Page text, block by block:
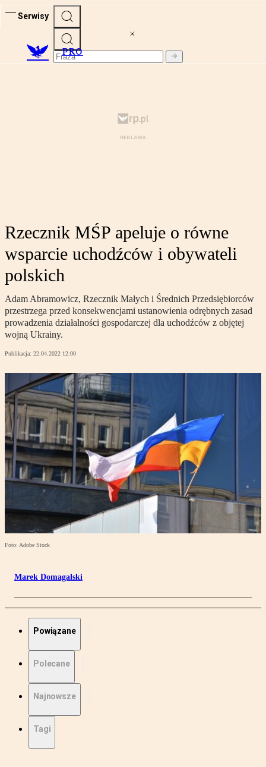
Serwisy
PRO
Rzecznik MŚP apeluje o równe
wsparcie uchodźców i obywateli
polskich
Adam Abramowicz, Rzecznik Małych i Średnich Przedsiębiorców
przestrzega przed konsekwencjami ustanowienia odrębnych zasad
prowadzenia działalności gospodarczej dla uchodźców z objętej
wojną Ukrainy.
Publikacja: 22.04.2022 12:00
Foto: Adobe Stock
Marek Domagalski
Powiązane
Polecane
Najnowsze
Tagi